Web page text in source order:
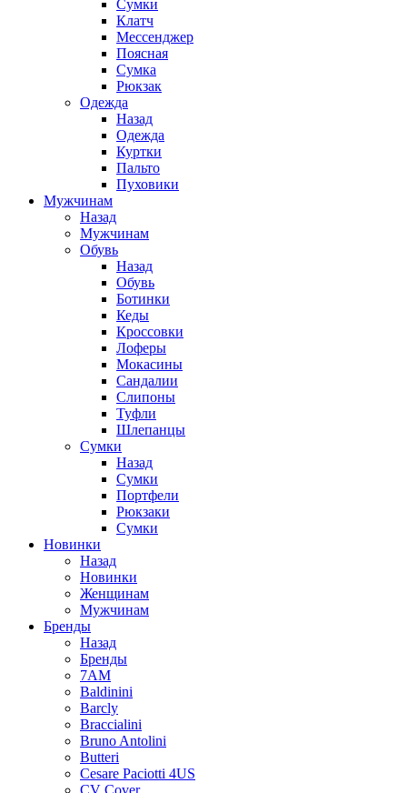
Cумки
Клатч
Мессенджер
Поясная
Сумка
Рюкзак
Одежда
Назад
Одежда
Куртки
Пальто
Пуховики
Мужчинам
Назад
Мужчинам
Обувь
Назад
Обувь
Ботинки
Кеды
Кроссовки
Лоферы
Мокасины
Сандалии
Слипоны
Туфли
Шлепанцы
Сумки
Назад
Сумки
Портфели
Рюкзаки
Сумки
Новинки
Назад
Новинки
Женщинам
Мужчинам
Бренды
Назад
Бренды
7AM
Baldinini
Barcly
Braccialini
Bruno Antolini
Butteri
Cesare Paciotti 4US
CV Cover